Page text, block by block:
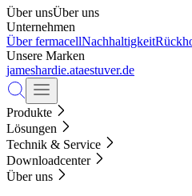
Über unsÜber uns
Unternehmen
Über fermacellNachhaltigkeit
Unsere Marken
jameshardie.ataestuver.de
Produkte
Lösungen
Technik & Service
Downloadcenter
Über uns